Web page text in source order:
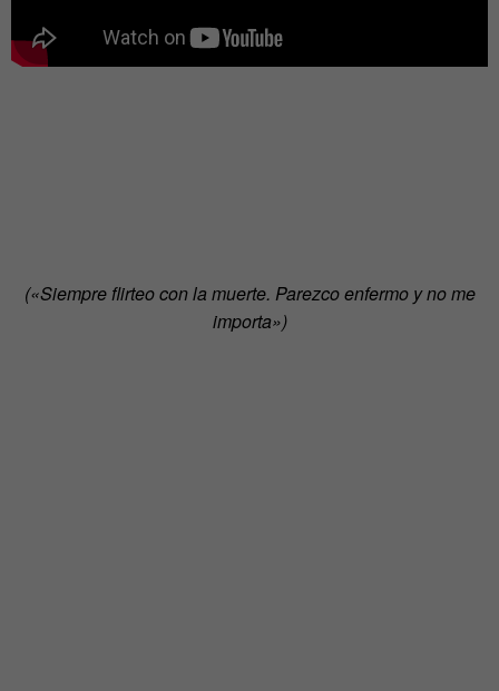
(«Siempre flirteo con la muerte. Parezco enfermo y no me
importa»)